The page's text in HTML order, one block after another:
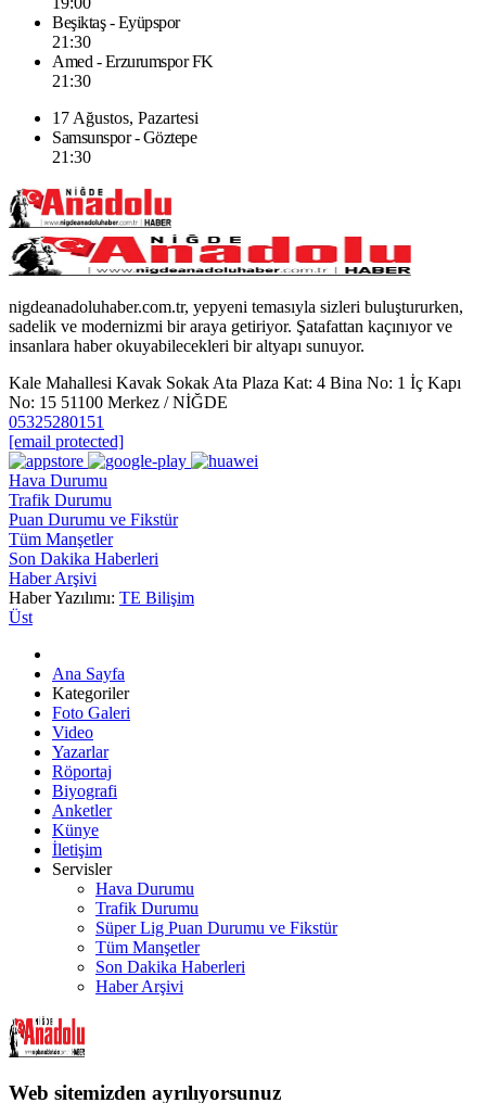
Beşiktaş - Eyüpspor
21:30
Amed - Erzurumspor FK
21:30
17 Ağustos, Pazartesi
Samsunspor - Göztepe
21:30
nigdeanadoluhaber.com.tr, yepyeni temasıyla sizleri buluştururken,
sadelik ve modernizmi bir araya getiriyor. Şatafattan kaçınıyor ve
insanlara haber okuyabilecekleri bir altyapı sunuyor.
Kale Mahallesi Kavak Sokak Ata Plaza Kat: 4 Bina No: 1 İç Kapı
No: 15 51100 Merkez / NİĞDE
05325280151
[email protected]
Hava Durumu
Trafik Durumu
Puan Durumu ve Fikstür
Tüm Manşetler
Son Dakika Haberleri
Haber Arşivi
Haber Yazılımı: TE Bilişim
Üst
Ana Sayfa
Kategoriler
Foto Galeri
Video
Yazarlar
Röportaj
Biyografi
Anketler
Künye
İletişim
Servisler
Hava Durumu
Trafik Durumu
Süper Lig Puan Durumu ve Fikstür
Tüm Manşetler
Son Dakika Haberleri
Haber Arşivi
Web sitemizden ayrılıyorsunuz